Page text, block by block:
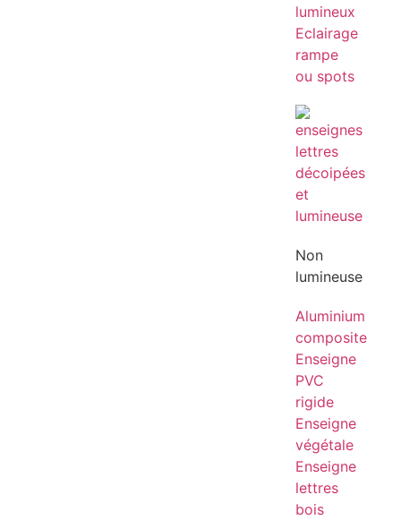
lumineux
Eclairage
rampe
ou spots
Non
lumineuse
Aluminium
composite
Enseigne
PVC
rigide
Enseigne
végétale
Enseigne
lettres
bois